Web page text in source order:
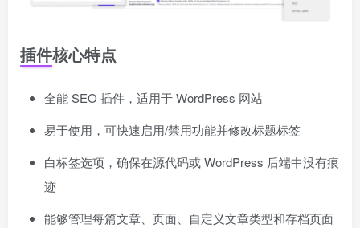
插件核心特点
全能 SEO 插件，适用于 WordPress 网站
易于使用，可快速启用/禁用功能并修改标题标签
白标签选项，确保在源代码或 WordPress 后端中没有痕
迹
能够管理每篇文章、页面、自定义文章类型和存档页面